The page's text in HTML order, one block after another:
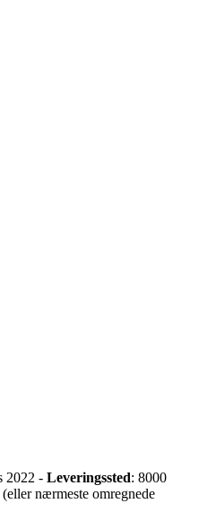
2022 - Leveringssted: 8000
nærmeste omregnede